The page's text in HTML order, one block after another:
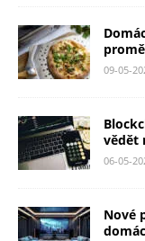
09-05-
vědět
06-05-
Nové